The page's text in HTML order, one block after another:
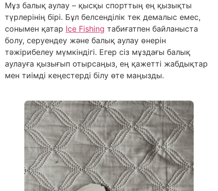
Мұз балық аулау – қысқы спорттың ең қызықты
түрлерінің бірі. Бұл белсенділік тек демалыс емес,
сонымен қатар Ice Fishing табиғатпен байланыста
болу, серуендеу және балық аулау өнерін
тәжірибелеу мүмкіндігі. Егер сіз мұздағы балық
аулауға қызығып отырсаңыз, ең қажетті жабдықтар
мен тиімді кеңестерді білу өте маңызды.